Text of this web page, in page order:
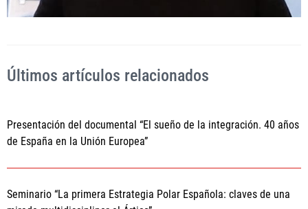
Últimos artículos relacionados
Presentación del documental “El sueño de la integración. 40 años
de España en la Unión Europea”
Seminario “La primera Estrategia Polar Española: claves de una